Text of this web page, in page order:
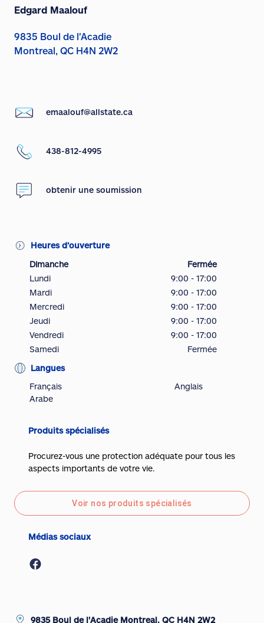
Edgard Maalouf
9835 Boul de l'Acadie
Montreal, QC H4N 2W2
emaalouf@allstate.ca
438-812-4995
obtenir une soumission
Heures d’ouverture
Dimanche
Fermée
Lundi
9:00 - 17:00
Mardi
9:00 - 17:00
Mercredi
9:00 - 17:00
Jeudi
9:00 - 17:00
Vendredi
9:00 - 17:00
Samedi
Fermée
Langues
Français
Arabe
Anglais
Produits spécialisés
Procurez-vous une protection adéquate pour tous les
aspects importants de votre vie.
Voir nos produits spécialisés
Médias sociaux
9835 Boul de l'Acadie Montreal, QC H4N 2W2